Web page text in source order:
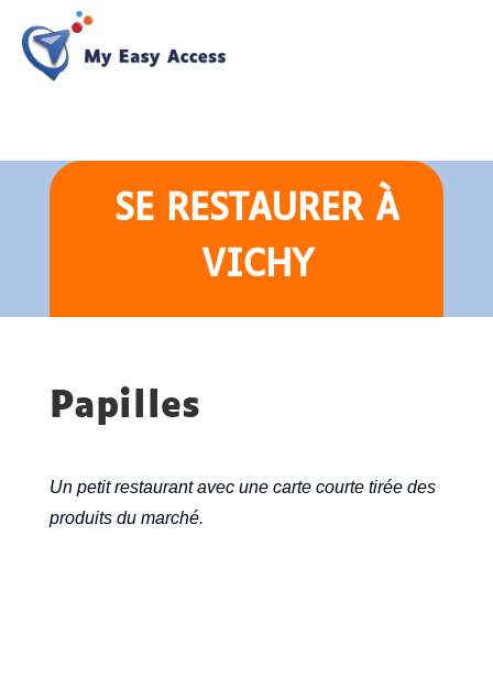
SE RESTAURERÀ
VICHY
Papilles
Un petit restaurant avec une carte courte tirée des
produits du marché.